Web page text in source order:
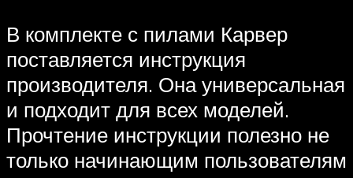
В комплекте с пилами Карвер
поставляется инструкция
производителя. Она универсальная
и подходит для всех моделей.
Прочтение инструкции полезно не
только начинающим пользователям